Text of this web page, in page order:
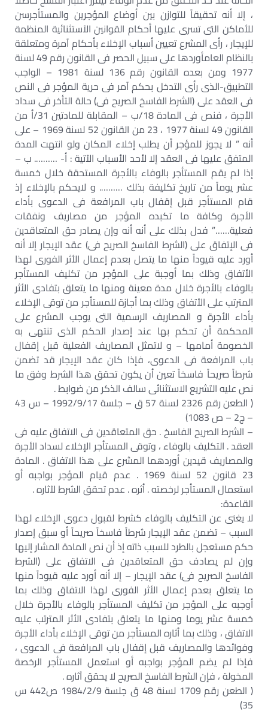
، إلا أنه تحقيقاً للتوازن بين أوضاع المؤجرين والمستأجرسن
للأماكن التى تسرى عليها أحكام القوانين الآستثنائية المنظمة
للإيجار ، رأى المشرع تعيين أسباب الإخلاء بأحكام آمرة ومتعلقة
بالنظام العامأوردها على سبيل الحصر فى القانون رقم 49 لسنة
1977 ومن بعده القانون رقم 136 لسنة 1981 – الواجب
التطبيق-الذى رأى التدخل بحكم آمر فى حرية المؤجر فى النص
فى العقد على (الشرط الفاسخ الصريح فى) حالة التأخر فى سداد
الأجرة ، فنص فى المادة 18/ب – المقابلة للمادتين 31/أ من
القانون 49 لسنة 1977 ، 23 من القانون 52 لسنة 1969 – على
أنه ” لا يجوز للمؤجر أن يطلب إخلاء المكان ولو انتهت المدة
المتفق عليها فى العقد إلا لأحد الأسباب الآتية : أ- ………. ب –
إذا لم يقم المستأجر بالوفاء بالأجرة المستحقة خلال خمسة
عشر يوماً من تاريخ تكليفة بذلك ………. و لايحكم بالإخلاء إذ
قام المستأجر قبل إقفال باب المرافعة فى الدعوى بأداء
الأجرة وكافة ما تكبده المؤجر من مصاريف ونفقات
فعلية……” فدل بذلك على أنه أنه وإن يصادر حق المتعاقدين
فى الإتفاق على (الشرط الفاسخ الصريح فى) عقد الإيجار إلا أنه
أورد عليه قيوداً منها ما يتصل بعدم إعمال الأثر الفورى لهذا
الأتفاق وذلك بما أوجبة على المؤجر من تكليف المستأجر
بالوفاء بالأجرة خلال مدة معينة ومنها ما يتعلق بتفادى الأثر
المترتب على الأتفاق وذلك بما أجازة للمستأجر من توقى الإخلاء
بأداء الأجرة و المصاريف الرسمية التى يوجب المشرع على
المحكمة أن تحكم بها عند إصدار الحكم الذى تنتهى به
الخصومة أمامها – و لاتمثل المصاريف الفعلية قبل إقفال
باب المرافعة فى الدعوى، فإذا كان عقد الإيجار قد تضمن
شرطاً صريحاً فاسخاً تعين أن يكون تحقق هذا الشرط وفق ما
نص عليه التشريع الاستثنائى سالف الذكر من ضوابط .
( الطعن رقم 2326 لسنة 57 ق – جلسة 1992/9/17 – س 43
– ج2 – ص 1083)
– الشرط الصريح الفاسخ . حق المتعاقدين فى الاتفاق عليه فى
العقد . التكليف بالوفاء ، وتوقى المستأجر الإخلاء لسداد الأجرة
والمصاريف قيدين أوردهما المشرع على هذا الاتفاق . المادة
23 قانون 52 لسنة 1969 . عدم قيام المؤجر بواجبه أو
استعمال المستأجر لرخصته . أثره . عدم تحقق الشرط لآثاره .
القاعدة:
لا يغنى عن التكليف بالوفاء كشرط لقبول دعوى الإخلاء لهذا
السبب – تضمن عقد الإيجار شرطاً فاسخاً صريحاً أو سبق إصدار
حكم مستعجل بالطرد للسبب ذاته إذ أن نص المادة المشار إليها
وإن لم يصادف حق المتعاقدين فى الاتفاق على (الشرط
الفاسخ الصريح فى) عقد الإيجار – إلا أنه أورد عليه قيوداً منها
ما يتعلق بعدم إعمال الأثر الفورى لهذا الاتفاق وذلك بما
أوجبه على المؤجر من تكليف المستأجر بالوفاء بالأجرة خلال
خمسة عشر يوما ومنها ما يتعلق بتفادى الأثر المترتب عليه
الاتفاق ، وذلك بما أثاره المستأجر من توقى الإخلاء بأداء الأجرة
وفوائدها والمصاريف قبل إقفال باب المرافعة فى الدعوى ،
فإذا لم يضم المؤجر بواجبه أو استعمل المستأجر الرخصة
المخولة ، فإن الشرط الفاسخ الصريح لا يحقق آثاره .
( الطعن رقم 1709 لسنة 48 ق جلسة 1984/2/9 ص442 س
35)